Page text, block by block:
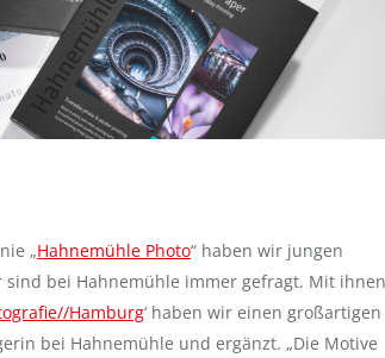
„Hahnemühle Photo“ haben wir jungen
sind bei Hahnemühle immer gefragt. Mit ihnen
Hamburg‘ haben wir einen großartigen
bei Hahnemühle und ergänzt. „Die Motive